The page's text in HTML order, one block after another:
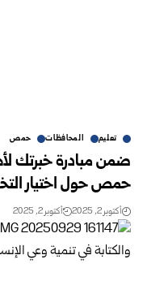
تعليم المحافظات حمص
ضمن مبادرة خبرتك
حمص حول اختيار
أكتوبر 2, 2025 أكتوبر 2, 2025